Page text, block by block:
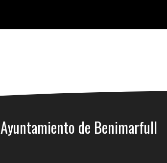
Ayuntamiento de Benimarfull